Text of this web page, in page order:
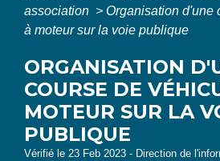
association > Organisation d'une
à moteur sur la voie publique
ORGANISATION
COURSE DE
MOTEUR SUR LA
PUBLIQUE
Vérifié le 23 Feb 2023 - Direction de